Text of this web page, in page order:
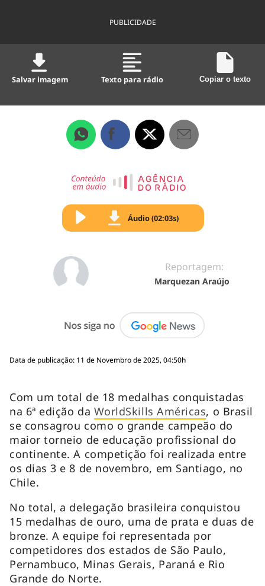
PUBLICIDADE
Salvar imagem Texto para rádio Copiar o texto
Áudio (02:03s)
Reportagem:
Marquezan Araújo
Data de publicação: 11 de Novembro de 2025, 04:50h
Com um total de 18 medalhas conquistadas
na 6ª edição da WorldSkills Américas, o Brasil
se consagrou como o grande campeão do
maior torneio de educação profissional do
continente. A competição foi realizada entre
os dias 3 e 8 de novembro, em Santiago, no
Chile.
No total, a delegação brasileira conquistou
15 medalhas de ouro, uma de prata e duas de
bronze. A equipe foi representada por
competidores dos estados de São Paulo,
Pernambuco, Minas Gerais, Paraná e Rio
Grande do Norte.